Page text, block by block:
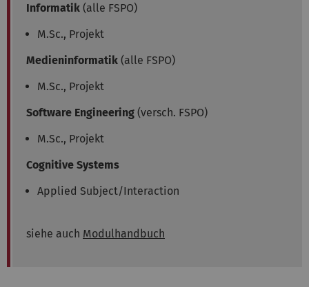
Informatik (alle FSPO)
M.Sc., Projekt
Medieninformatik (alle FSPO)
M.Sc., Projekt
Software Engineering (versch. FSPO)
M.Sc., Projekt
Cognitive Systems
Applied Subject/Interaction
siehe auch Modulhandbuch